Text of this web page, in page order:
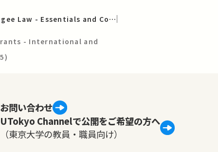
International Refugee Law - Essentials and Comparatives
- International and
お問い合わせ
UTokyo Channelで公開をご希望の方へ
（東京大学の教員・職員向け）